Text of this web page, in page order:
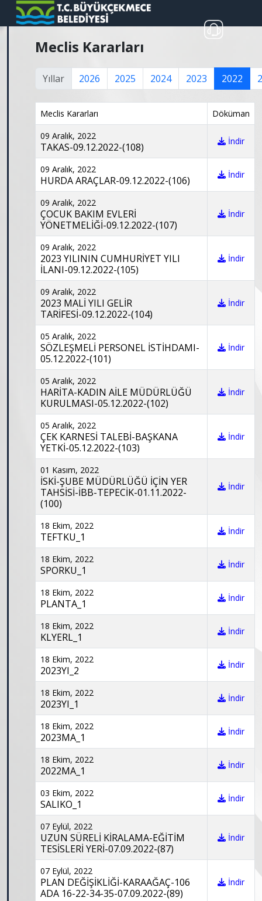
Meclis Kararları
Yıllar 2026 2025 2024 2023 2022
Meclis Kararları
Döküman
09 Aralık, 2022
TAKAS-09.12.2022-(108) İndir
09 Aralık, 2022
HURDA ARAÇLAR-09.12.2022-(106) İndir
09 Aralık, 2022
ÇOCUK BAKIM EVLERİ
YÖNETMELİĞİ-09.12.2022-(107)
İndir
09 Aralık, 2022
2023 YILININ CUMHURİYET YILI
İLANI-09.12.2022-(105)
İndir
09 Aralık, 2022
2023 MALİ YILI GELİR
TARİFESİ-09.12.2022-(104)
İndir
05 Aralık, 2022
SÖZLEŞMELİ PERSONEL İSTİHDAMI-
05.12.2022-(101)
İndir
05 Aralık, 2022
HARİTA-KADIN AİLE MÜDÜRLÜĞÜ
KURULMASI-05.12.2022-(102)
İndir
05 Aralık, 2022
ÇEK KARNESİ TALEBİ-BAŞKANA
YETKİ-05.12.2022-(103)
İndir
01 Kasım, 2022
İSKİ-ŞUBE MÜDÜRLÜĞÜ İÇİN YER
TAHSİSİ-İBB-TEPECİK-01.11.2022-
(100)
İndir
18 Ekim, 2022
TEFTKU_1 İndir
18 Ekim, 2022
SPORKU_1 İndir
18 Ekim, 2022
PLANTA_1 İndir
18 Ekim, 2022
KLYERL_1 İndir
18 Ekim, 2022
2023YI_2 İndir
18 Ekim, 2022
2023YI_1 İndir
18 Ekim, 2022
2023MA_1 İndir
18 Ekim, 2022
2022MA_1 İndir
03 Ekim, 2022
SALIKO_1 İndir
07 Eylül, 2022
UZUN SÜRELİ KİRALAMA-EĞİTİM
TESİSLERİ YERİ-07.09.2022-(87)
İndir
07 Eylül, 2022
PLAN DEĞİŞİKLİĞİ-KARAAĞAÇ-106
ADA 16-22-34-35-07.09.2022-(89)
İndir